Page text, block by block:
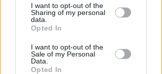
by third parties on the IAB’s list of
downstream participants.
by us to third parties on the IAB’s List of
Downstream Participants that may
further disclose it to other third parties.
I want to opt-out of the
Sharing of my personal
data.
Opted In
I want to opt-out of the
Sale of my Personal
Data.
Opted In
SABATO AL "BIANCHELLI"
Ingresso gratuito per il test
match tra Vigor Senigallia e
Rimini
Icaro Sport